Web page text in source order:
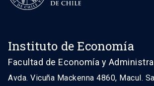
Instituto de Economía
Facultad de Economía y
Avda. Vicuña Mackenna 4860, Macul.